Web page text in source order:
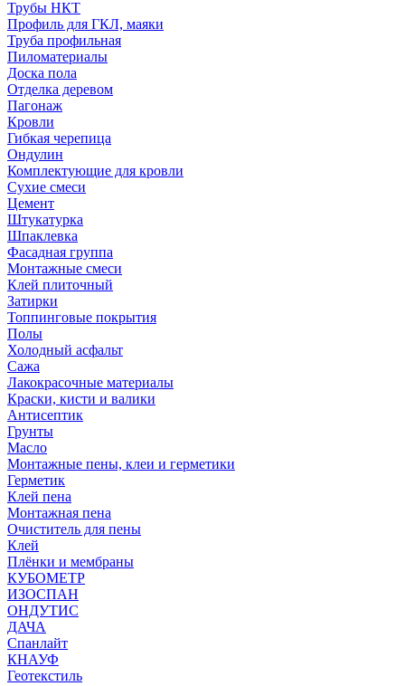
Трубы НКТ
Профиль для ГКЛ, маяки
Труба профильная
Пиломатериалы
Доска пола
Отделка деревом
Пагонаж
Кровли
Гибкая черепица
Ондулин
Комплектующие для кровли
Сухие смеси
Цемент
Штукатурка
Шпаклевка
Фасадная группа
Монтажные смеси
Клей плиточный
Затирки
Топпинговые покрытия
Полы
Холодный асфальт
Сажа
Лакокрасочные материалы
Краски, кисти и валики
Антисептик
Грунты
Масло
Монтажные пены, клеи и герметики
Герметик
Клей пена
Монтажная пена
Очиститель для пены
Клей
Плёнки и мембраны
КУБОМЕТР
ИЗОСПАН
ОНДУТИС
ДАЧА
Спанлайт
КНАУФ
Геотекстиль